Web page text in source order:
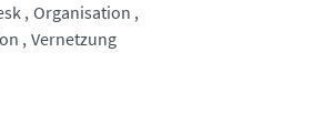
Organisation
Vernetzung